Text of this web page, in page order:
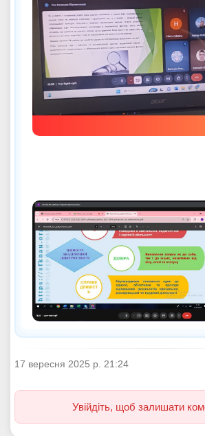
17 вересня 2025 р. 21:24
Увійдіть, щоб залишати